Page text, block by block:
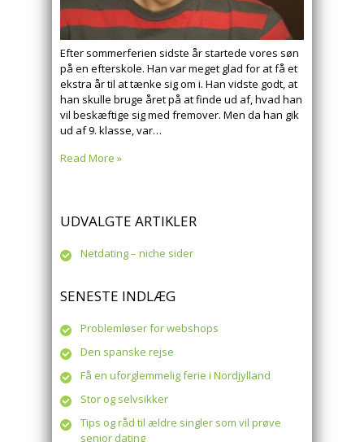
Efter sommerferien sidste år startede vores søn
på en efterskole. Han var meget glad for at få et
ekstra år til at tænke sig om i. Han vidste godt, at
han skulle bruge året på at finde ud af, hvad han
vil beskæftige sig med fremover. Men da han gik
ud af 9. klasse, var…
Read More »
UDVALGTE ARTIKLER
Netdating – niche sider
SENESTE INDLÆG
Problemløser for webshops
Den spanske rejse
Få en uforglemmelig ferie i Nordjylland
Stor og selvsikker
Tips og råd til ældre singler som vil prøve
senior dating